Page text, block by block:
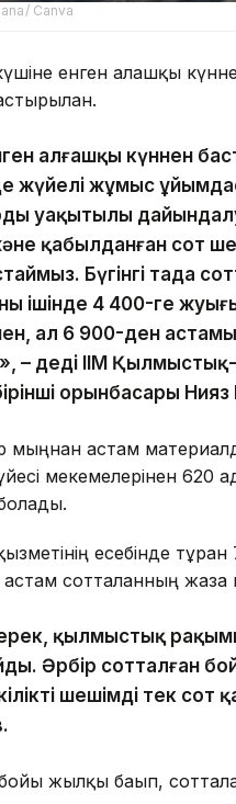
Canva
енген алғашқы
алғашқы күннен
жүйелі жұмыс
уақытылы
қабылданған сот
Бүгінгі таңда
ішінде 4 400-ге
ал 6 900-ден
– деді ІІМ
орынбасары
мыңнан астам
мекемелерінен 620
есебінде
сотталғанның жаза
қылмыстық
Әрбір сотталған
шешімді тек сот
жылқы бағып,